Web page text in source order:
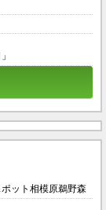
ット相模原鵜野森